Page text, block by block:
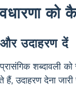
को
और उदाहरण दें
उदाहरण देना